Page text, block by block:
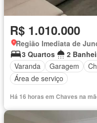
R$ 1.010.000
Região Imediata de
3 Quartos
2
Varanda
Garagem
Área de serviço
Há 16 horas em Chaves na